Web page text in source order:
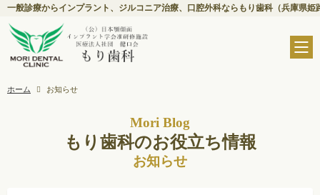
一般診療からインプラント、ジルコニア治療、口腔外科ならもり歯科（兵庫県姫
ホーム お知らせ
Mori Blog
もり歯科のお役立ち情報
お知らせ